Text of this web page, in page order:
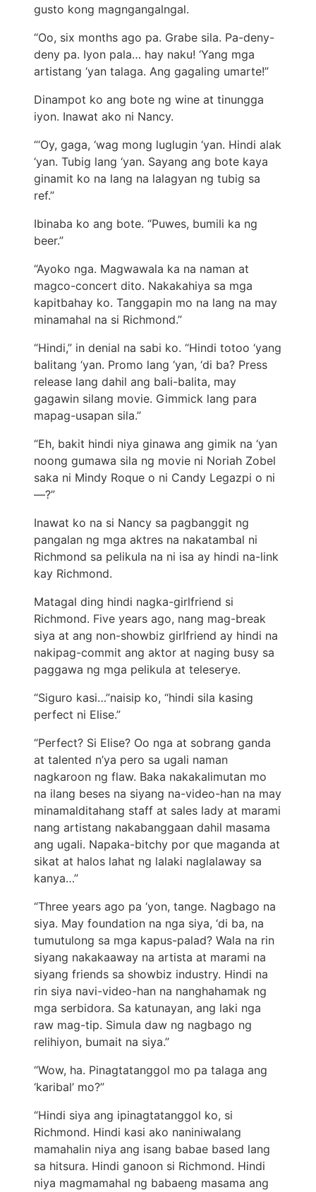
gusto kong magngangalngal.
“Oo, six months ago pa. Grabe sila. Pa-deny-
deny pa. Iyon pala… hay naku! ‘Yang mga
artistang ‘yan talaga. Ang gagaling umarte!”
Dinampot ko ang bote ng wine at tinungga
iyon. Inawat ako ni Nancy.
“‘Oy, gaga, ‘wag mong luglugin ‘yan. Hindi alak
‘yan. Tubig lang ‘yan. Sayang ang bote kaya
ginamit ko na lang na lalagyan ng tubig sa
ref.”
Ibinaba ko ang bote. “Puwes, bumili ka ng
beer.”
“Ayoko nga. Magwawala ka na naman at
magco-concert dito. Nakakahiya sa mga
kapitbahay ko. Tanggapin mo na lang na may
minamahal na si Richmond.”
“Hindi,” in denial na sabi ko. “Hindi totoo ‘yang
balitang ‘yan. Promo lang ‘yan, ‘di ba? Press
release lang dahil ang bali-balita, may
gagawin silang movie. Gimmick lang para
mapag-usapan sila.”
“Eh, bakit hindi niya ginawa ang gimik na ‘yan
noong gumawa sila ng movie ni Noriah Zobel
saka ni Mindy Roque o ni Candy Legazpi o ni
—?”
Inawat ko na si Nancy sa pagbanggit ng
pangalan ng mga aktres na nakatambal ni
Richmond sa pelikula na ni isa ay hindi na-link
kay Richmond.
Matagal ding hindi nagka-girlfriend si
Richmond. Five years ago, nang mag-break
siya at ang non-showbiz girlfriend ay hindi na
nakipag-commit ang aktor at naging busy sa
paggawa ng mga pelikula at teleserye.
“Siguro kasi…”naisip ko, “hindi sila kasing
perfect ni Elise.”
“Perfect? Si Elise? Oo nga at sobrang ganda
at talented n’ya pero sa ugali naman
nagkaroon ng flaw. Baka nakakalimutan mo
na ilang beses na siyang na-video-han na may
minamalditahang staff at sales lady at marami
nang artistang nakabanggaan dahil masama
ang ugali. Napaka-bitchy por que maganda at
sikat at halos lahat ng lalaki naglalaway sa
kanya…”
“Three years ago pa ‘yon, tange. Nagbago na
siya. May foundation na nga siya, ‘di ba, na
tumutulong sa mga kapus-palad? Wala na rin
siyang nakakaaway na artista at marami na
siyang friends sa showbiz industry. Hindi na
rin siya navi-video-han na nanghahamak ng
mga serbidora. Sa katunayan, ang laki nga
raw mag-tip. Simula daw ng nagbago ng
relihiyon, bumait na siya.”
“Wow, ha. Pinagtatanggol mo pa talaga ang
‘karibal’ mo?”
“Hindi siya ang ipinagtatanggol ko, si
Richmond. Hindi kasi ako naniniwalang
mamahalin niya ang isang babae based lang
sa hitsura. Hindi ganoon si Richmond. Hindi
niya magmamahal ng babaeng masama ang